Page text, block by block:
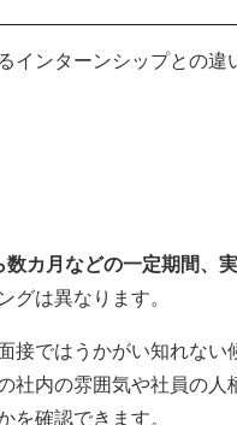
インターンシップとの
カ月などの一定期間、
グは異なります。
接ではうかがい知れな
社内の雰囲気や社員の
を確認できます。